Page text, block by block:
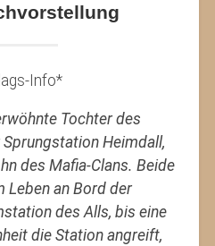
Info*
Tochter des
Heimdall,
des Mafia-Clans. Beide
Leben an Bord der
des Alls, bis eine
die Station angreift,